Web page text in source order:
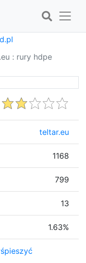
: rury hdpe
teltar.eu
1168
799
13
1.63%